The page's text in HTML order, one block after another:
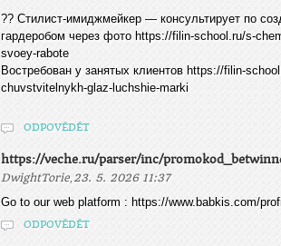
?? Стилист-имиджмейкер — консультирует по
гардеробом через фото https://filin-school.ru/s-
svoey-rabote
Востребован у занятых клиентов https://filin-
chuvstvitelnykh-glaz-luchshie-marki
ODPOVĚDĚT
https://veche.ru/parser/inc/
DwightTorie, 23. 5. 2026 11:37
Go to our web platform : https://www.babkis.com/
ODPOVĚDĚT